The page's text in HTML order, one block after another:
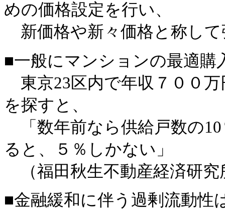
めの価格設定を行い、
新価格や新々価格と称し
■一般にマンションの最適購
東京23区内で年収７００
を探すと、
「数年前なら供給戸数の
ると、５％しかない」
（福田秋生不動産経済研究
■金融緩和に伴う過剰流動性